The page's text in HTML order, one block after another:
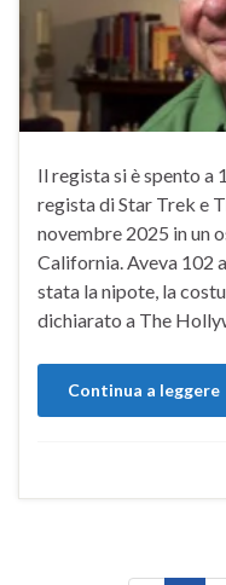
Il regista si è spento a
regista di Star Trek e
novembre 2025 in un
California. Aveva 102
stata la nipote, la
dichiarato a The
Continua a leggere